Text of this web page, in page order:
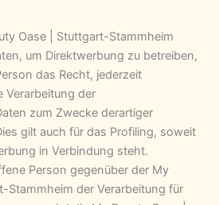
Oase | Stuttgart-Stammheim
um Direktwerbung zu betreiben,
das Recht, jederzeit
Verarbeitung der
zum Zwecke derartiger
gilt auch für das Profiling, soweit
in Verbindung steht.
Person gegenüber der My
Stammheim der Verarbeitung für